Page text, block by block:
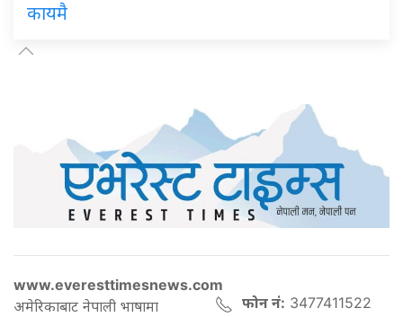
कायमै
www.everesttimesnews.com
अमेरिकाबाट नेपाली भाषामा
फोन नं: 3477411522